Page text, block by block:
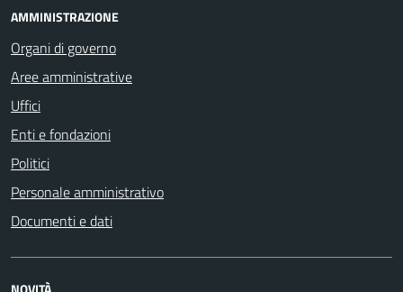
AMMINISTRAZIONE
Organi di governo
Aree amministrative
Uffici
Enti e fondazioni
Politici
Personale amministrativo
Documenti e dati